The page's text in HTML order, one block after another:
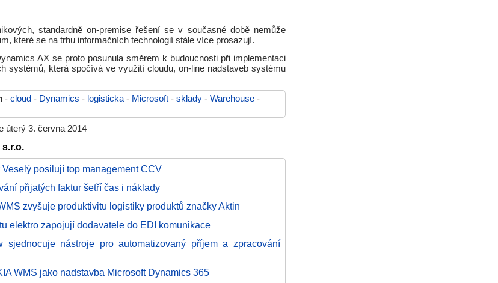
standardně on-premise řešení se v současné době nemůže
které se na trhu informačních technologií stále více prosazují.
AX se proto posunula směrem k budoucnosti při implementaci
systémů, která spočívá ve využití cloudu, on-line nadstaveb systému
- cloud - Dynamics - logisticka - Microsoft - sklady - Warehouse -
úterý 3. června 2014
posilují top management CCV
přijatých faktur šetří čas i náklady
zvyšuje produktivitu logistiky produktů značky Aktin
elektro zapojují dodavatele do EDI komunikace
sjednocuje nástroje pro automatizovaný příjem a zpracování
WMS jako nadstavba Microsoft Dynamics 365